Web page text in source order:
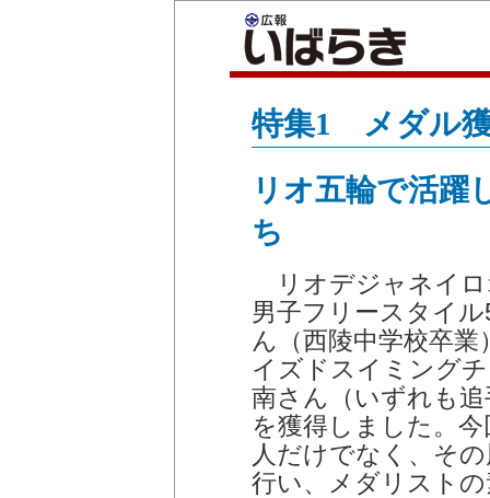
特集1 メダル
リオ五輪で活躍
ち
リオデジャネイロ
男子フリースタイ
ん（西陵中学校卒
イズドスイミング
南さん（いずれも
を獲得しました。
人だけでなく、そ
行い、メダリスト